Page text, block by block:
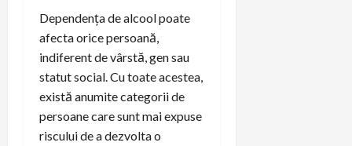
Dependența de alcool poate
afecta orice persoană,
indiferent de vârstă, gen sau
statut social. Cu toate acestea,
există anumite categorii de
persoane care sunt mai expuse
riscului de a dezvolta o